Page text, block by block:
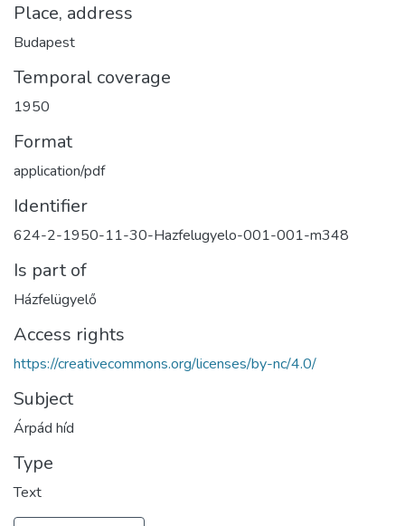
Place, address
Budapest
Temporal coverage
1950
Format
application/pdf
Identifier
624-2-1950-11-30-Hazfelugyelo-001-001-m348
Is part of
Házfelügyelő
Access rights
https://creativecommons.org/licenses/by-nc/4.0/
Subject
Árpád híd
Type
Text